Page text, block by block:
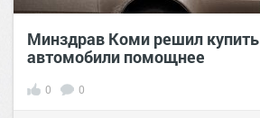
Минздрав Коми решил купить
автомобили помощнее
0 0